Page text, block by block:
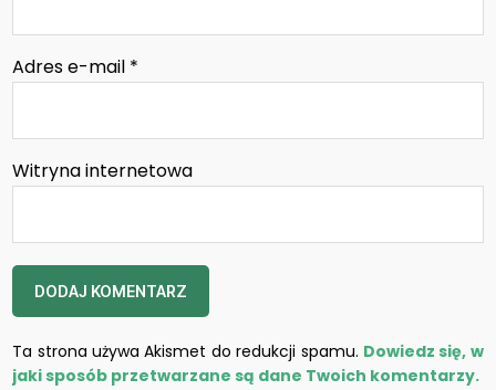
Adres e-mail *
Witryna internetowa
Ta strona używa Akismet do redukcji spamu. Dowiedz się, w
jaki sposób przetwarzane są dane Twoich komentarzy.